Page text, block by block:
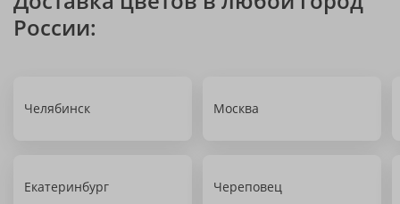
России:
Челябинск Москва
Екатеринбург Череповец